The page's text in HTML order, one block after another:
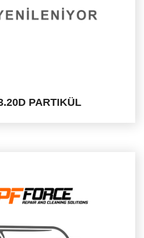
PARTIKÜL